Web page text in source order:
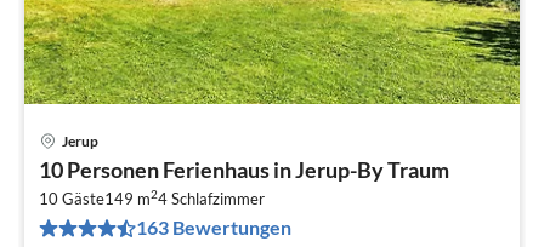
Jerup
10 Personen Ferienhaus in Jerup-By Traum
10 Gäste149 m24Schlafzimmer
163 Bewertungen